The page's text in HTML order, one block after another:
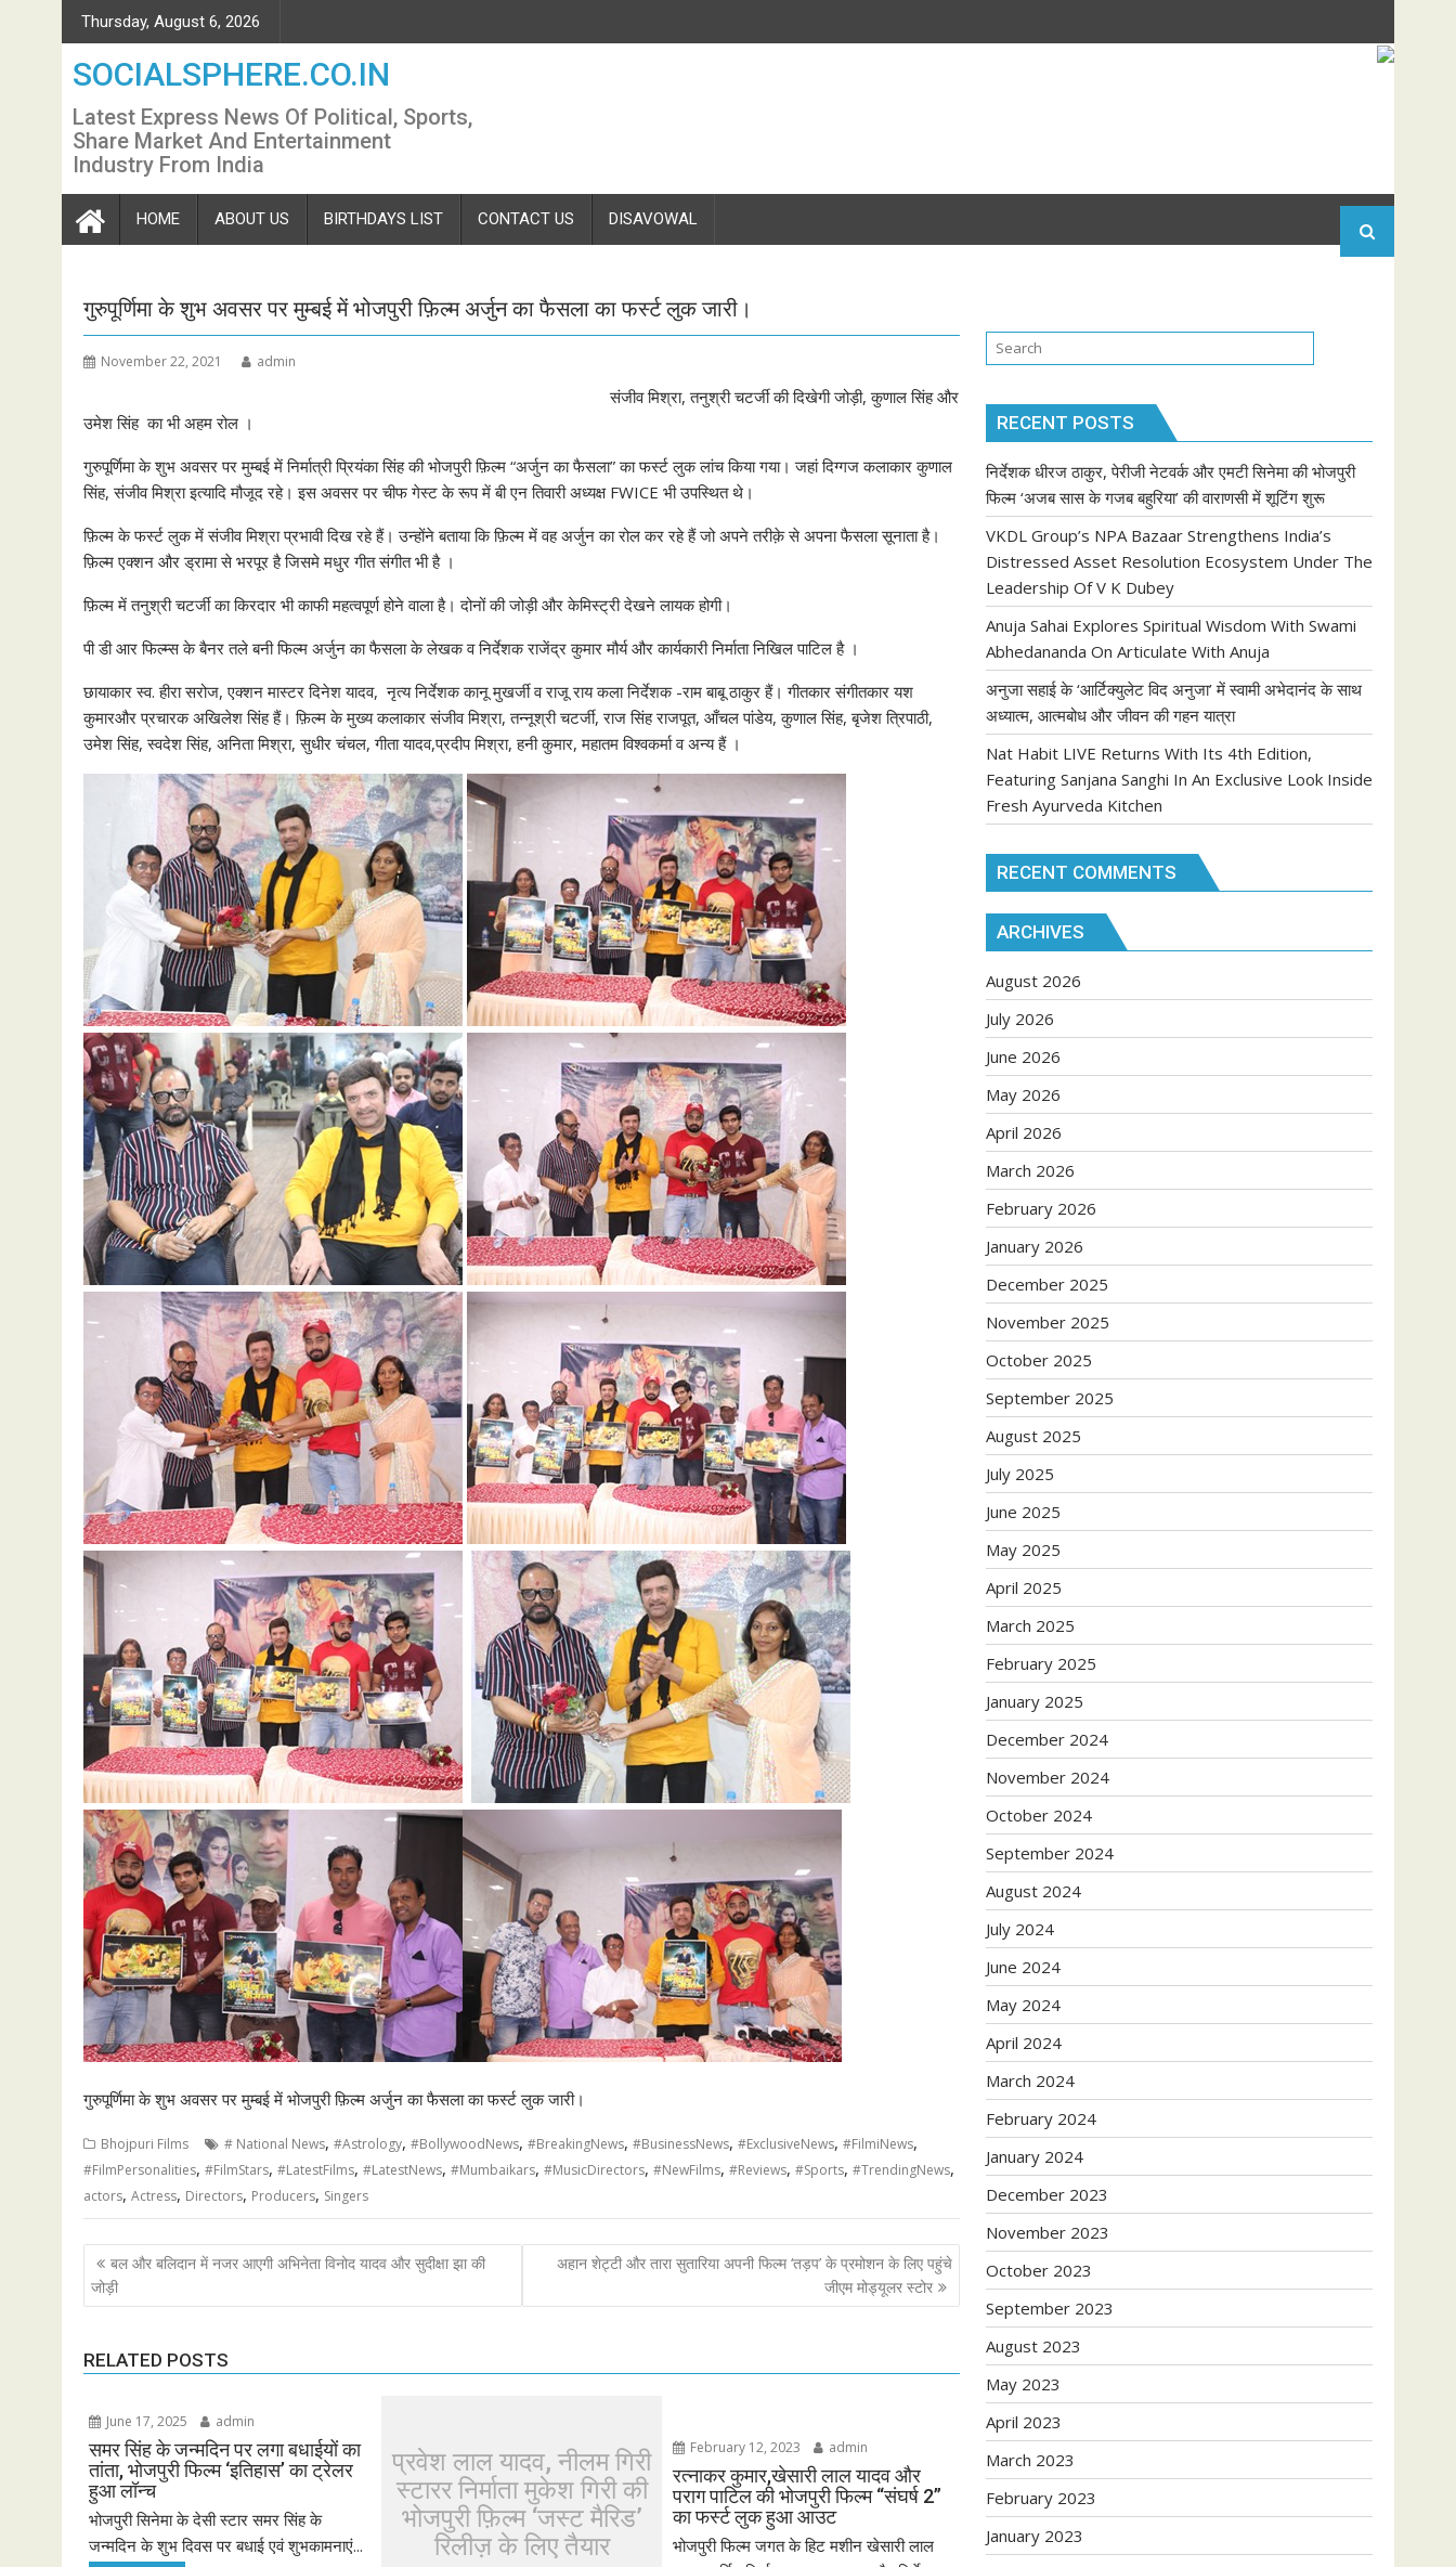
Skip
to
content
Thursday, August 6, 2026
SOCIALSPHERE.CO.IN
Latest Express News Of Political, Sports,
Share Market And Entertainment
Industry From India
HOME ABOUT US BIRTHDAYS LIST CONTACT US DISAVOWAL
गुरुपूर्णिमा के शुभ अवसर पर मुम्बई में भोजपुरी फ़िल्म अर्जुन का फैसला का फर्स्ट लुक जारी।
November 22, 2021 admin
संजीव मिश्रा, तनुश्री चटर्जी की दिखेगी जोड़ी, कुणाल सिंह और
उमेश सिंह का भी अहम रोल ।
गुरुपूर्णिमा के शुभ अवसर पर मुम्बई में निर्मात्री प्रियंका सिंह की भोजपुरी फ़िल्म “अर्जुन का फैसला” का फर्स्ट लुक लांच किया गया। जहां दिग्गज कलाकार कुणाल
सिंह, संजीव मिश्रा इत्यादि मौजूद रहे। इस अवसर पर चीफ गेस्ट के रूप में बी एन तिवारी अध्यक्ष FWICE भी उपस्थित थे।
फ़िल्म के फर्स्ट लुक में संजीव मिश्रा प्रभावी दिख रहे हैं। उन्होंने बताया कि फ़िल्म में वह अर्जुन का रोल कर रहे हैं जो अपने तरीक़े से अपना फैसला सूनाता है।
फ़िल्म एक्शन और ड्रामा से भरपूर है जिसमे मधुर गीत संगीत भी है ।
फ़िल्म में तनुश्री चटर्जी का किरदार भी काफी महत्वपूर्ण होने वाला है। दोनों की जोड़ी और केमिस्ट्री देखने लायक होगी।
पी डी आर फिल्म्स के बैनर तले बनी फिल्म अर्जुन का फैसला के लेखक व निर्देशक राजेंद्र कुमार मौर्य और कार्यकारी निर्माता निखिल पाटिल है ।
छायाकार स्व. हीरा सरोज, एक्शन मास्टर दिनेश यादव, नृत्य निर्देशक कानू मुखर्जी व राजू राय कला निर्देशक -राम बाबू ठाकुर हैं। गीतकार संगीतकार यश
कुमारऔर प्रचारक अखिलेश सिंह हैं। फ़िल्म के मुख्य कलाकार संजीव मिश्रा, तन्नूश्री चटर्जी, राज सिंह राजपूत, आँचल पांडेय, कुणाल सिंह, बृजेश त्रिपाठी,
उमेश सिंह, स्वदेश सिंह, अनिता मिश्रा, सुधीर चंचल, गीता यादव,प्रदीप मिश्रा, हनी कुमार, महातम विश्वकर्मा व अन्य हैं ।
गुरुपूर्णिमा के शुभ अवसर पर मुम्बई में भोजपुरी फ़िल्म अर्जुन का फैसला का फर्स्ट लुक जारी।
Bhojpuri Films # National News, #Astrology, #BollywoodNews, #BreakingNews, #BusinessNews, #ExclusiveNews, #FilmiNews,
#FilmPersonalities, #FilmStars, #LatestFilms, #LatestNews, #Mumbaikars, #MusicDirectors, #NewFilms, #Reviews, #Sports, #TrendingNews,
actors, Actress, Directors, Producers, Singers
Post
navigation
बल और बलिदान में नजर आएगी अभिनेता विनोद यादव और सुदीक्षा झा की
जोड़ी
अहान शेट्टी और तारा सुतारिया अपनी फिल्म ‘तड़प’ के प्रमोशन के लिए पहुंचे
जीएम मोड्यूलर स्टोर
RELATED POSTS
June 17, 2025 admin
समर सिंह के जन्मदिन पर लगा बधाईयों का
तांता, भोजपुरी फिल्म ‘इतिहास’ का ट्रेलर
हुआ लॉन्च
भोजपुरी सिनेमा के देसी स्टार समर सिंह के
जन्मदिन के शुभ दिवस पर बधाई एवं शुभकामनाएं...
प्रवेश लाल यादव, नीलम गिरी
स्टारर निर्माता मुकेश गिरी की
भोजपुरी फ़िल्म ‘जस्ट मैरिड’
रिलीज़ के लिए तैयार
February 12, 2023 admin
रत्नाकर कुमार,खेसारी लाल यादव और
पराग पाटिल की भोजपुरी फिल्म “संघर्ष 2”
का फर्स्ट लुक हुआ आउट
भोजपुरी फिल्म जगत के हिट मशीन खेसारी लाल
RECENT POSTS
निर्देशक धीरज ठाकुर, पेरीजी नेटवर्क और एमटी सिनेमा की भोजपुरी
फिल्म ‘अजब सास के गजब बहुरिया’ की वाराणसी में शूटिंग शुरू
VKDL Group’s NPA Bazaar Strengthens India’s
Distressed Asset Resolution Ecosystem Under The
Leadership Of V K Dubey
Anuja Sahai Explores Spiritual Wisdom With Swami
Abhedananda On Articulate With Anuja
अनुजा सहाई के ‘आर्टिक्युलेट विद अनुजा’ में स्वामी अभेदानंद के साथ
अध्यात्म, आत्मबोध और जीवन की गहन यात्रा
Nat Habit LIVE Returns With Its 4th Edition,
Featuring Sanjana Sanghi In An Exclusive Look Inside
Fresh Ayurveda Kitchen
RECENT COMMENTS
ARCHIVES
August 2026
July 2026
June 2026
May 2026
April 2026
March 2026
February 2026
January 2026
December 2025
November 2025
October 2025
September 2025
August 2025
July 2025
June 2025
May 2025
April 2025
March 2025
February 2025
January 2025
December 2024
November 2024
October 2024
September 2024
August 2024
July 2024
June 2024
May 2024
April 2024
March 2024
February 2024
January 2024
December 2023
November 2023
October 2023
September 2023
August 2023
May 2023
April 2023
March 2023
February 2023
January 2023